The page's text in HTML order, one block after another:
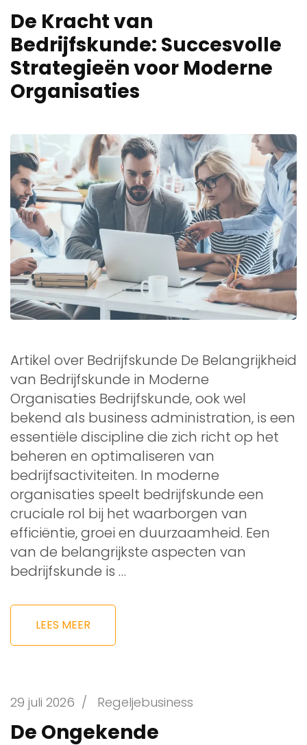
De Kracht van
Bedrijfskunde: Succesvolle
Strategieën voor Moderne
Organisaties
Artikel over Bedrijfskunde De Belangrijkheid
van Bedrijfskunde in Moderne
Organisaties Bedrijfskunde, ook wel
bekend als business administration, is een
essentiële discipline die zich richt op het
beheren en optimaliseren van
bedrijfsactiviteiten. In moderne
organisaties speelt bedrijfskunde een
cruciale rol bij het waarborgen van
efficiëntie, groei en duurzaamheid. Een
van de belangrijkste aspecten van
bedrijfskunde is …
LEES MEER
29 juli 2026 / Regeljebusiness
De Ongekende